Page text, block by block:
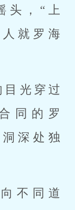
头，“上
就罗海
光穿过
同的罗
深处独
不同道